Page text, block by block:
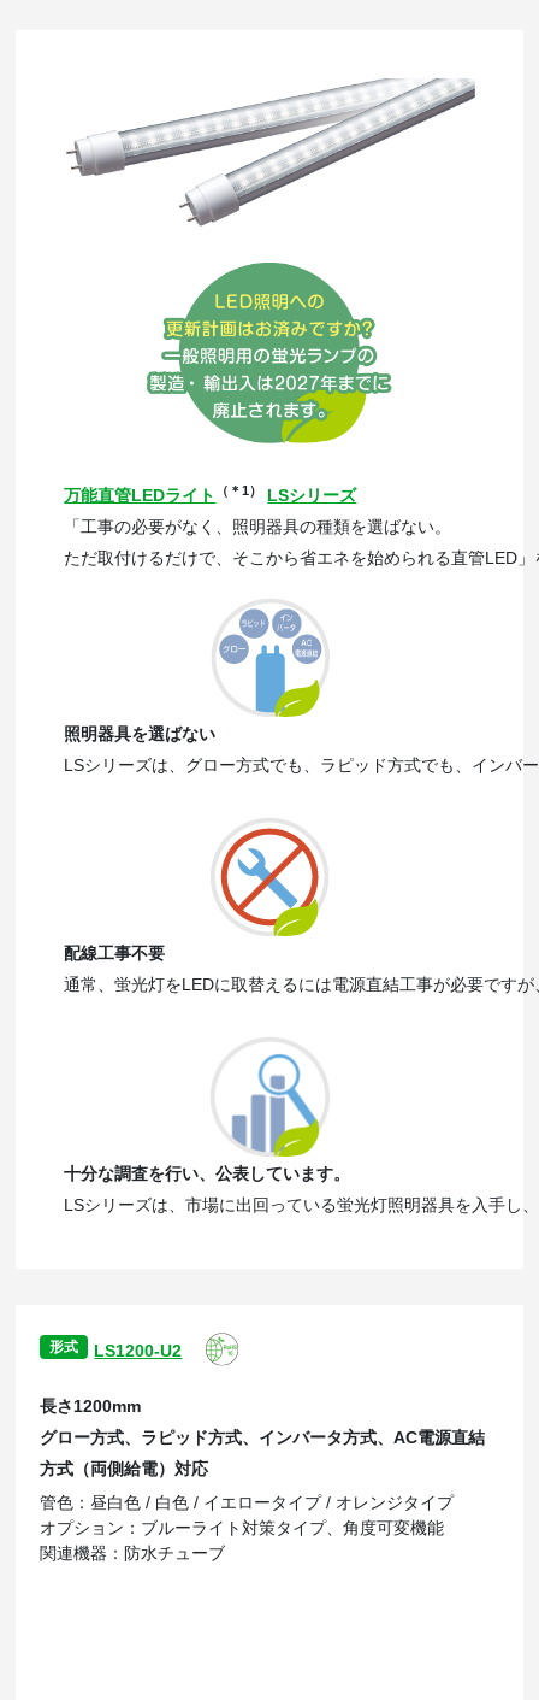
万能直管LEDライト （＊1）
LSシリーズ
「工事の必要がなく、照明器具の種類を選ばない。
ただ取付けるだけで、そこから省エネを始められる直管LED
照明器具を選ばない
LSシリーズは、グロー方式でも、ラピッド方式でも、インバ
配線工事不要
通常、蛍光灯をLEDに取替えるには電源直結工事が必要です
十分な調査を行い、公表しています。
LSシリーズは、市場に出回っている蛍光灯照明器具を入手し
形式 LS1200-U2
長さ1200mm
グロー方式、ラピッド方式、インバータ方式、AC電源直結
方式（両側給電）対応
管色：昼白色 / 白色 / イエロータイプ / オレンジタイプ
オプション：ブルーライト対策タイプ、角度可変機能
関連機器：防水チューブ